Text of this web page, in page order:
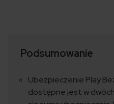
Podsumowanie
Ubezpieczenie Play
dostępne jest w